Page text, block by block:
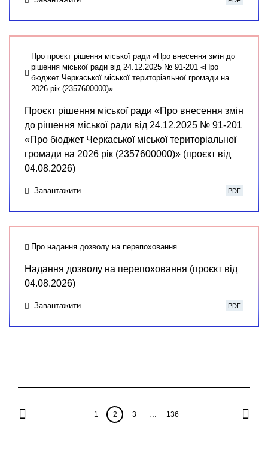
Про проєкт рішення міської ради «Про внесення змін до
рішення міської ради від 24.12.2025 № 91-201 «Про
бюджет Черкаської міської територіальної громади на
2026 рік (2357600000)»
Проєкт рішення міської ради «Про внесення змін
до рішення міської ради від 24.12.2025 № 91-201
«Про бюджет Черкаської міської територіальної
громади на 2026 рік (2357600000)» (проєкт від
04.08.2026)
Завантажити PDF
Про надання дозволу на перепоховання
Надання дозволу на перепоховання (проєкт від
04.08.2026)
Завантажити PDF
1 2 3 … 136